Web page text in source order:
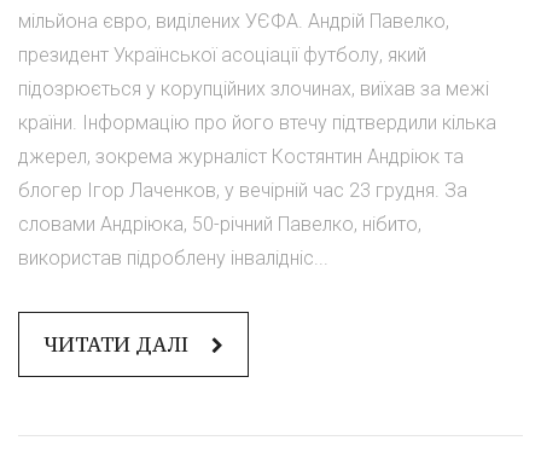
мільйона євро, виділених УЄФА. Андрій Павелко,
президент Української асоціації футболу, який
підозрюється у корупційних злочинах, виїхав за межі
країни. Інформацію про його втечу підтвердили кілька
джерел, зокрема журналіст Костянтин Андріюк та
блогер Ігор Лаченков, у вечірній час 23 грудня. За
словами Андріюка, 50-річний Павелко, нібито,
використав підроблену інвалідніс...
ЧИТАТИ ДАЛІ